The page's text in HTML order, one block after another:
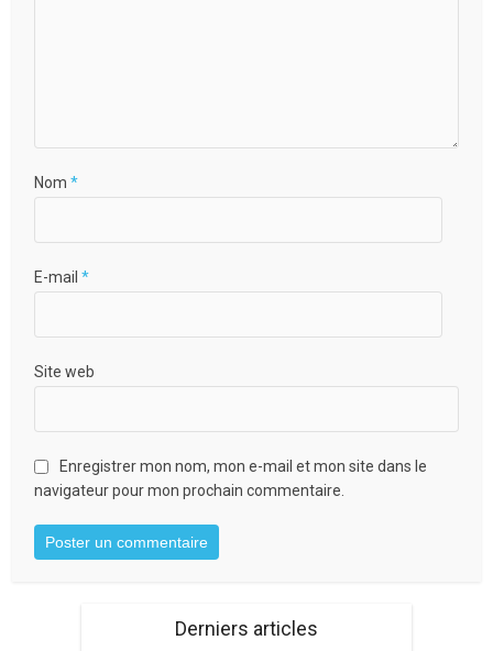
Nom*
E-mail*
Site web
Enregistrer mon nom, mon e-mail et mon site dans le
navigateur pour mon prochain commentaire.
Derniers articles